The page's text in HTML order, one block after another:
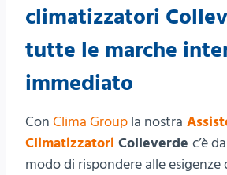
climatizzatori
tutte le marche
immediato
Con Clima Group la nostra
Climatizzatori Colleverde c’è
modo di rispondere alle esigenze